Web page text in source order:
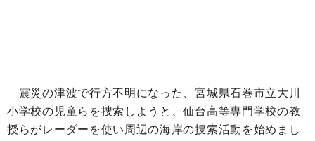
震災の津波で行方不明になった、宮城県石巻市立大川
小学校の児童らを捜索しようと、仙台高等専門学校の教
授らがレーダーを使い周辺の海岸の捜索活動を始めまし